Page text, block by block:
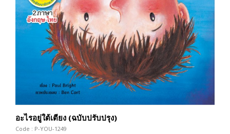
อะไรอยู่ใต้เตียง (ฉบับปรับปรุง)
Code : P-YOU-1249